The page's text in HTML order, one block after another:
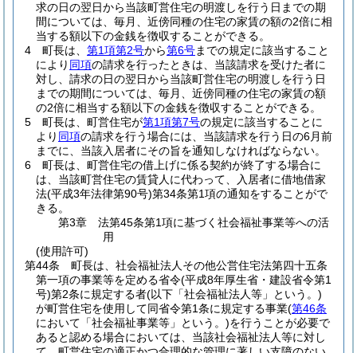
求の日の翌日から当該町営住宅の明渡しを行う日までの期
間については、毎月、近傍同種の住宅の家賃の額の2倍に相
当する額以下の金銭を徴収することができる。
4
町長は、 第1項第2号から第6号までの規定に該当すること
により 同項の請求を行ったときは、当該請求を受けた者に
対し、請求の日の翌日から当該町営住宅の明渡しを行う日
までの期間については、毎月、近傍同種の住宅の家賃の額
の2倍に相当する額以下の金銭を徴収することができる。
5
町長は、町営住宅が第1項第7号の規定に該当することに
より 同項の請求を行う場合には、当該請求を行う日の6月前
までに、当該入居者にその旨を通知しなければならない。
6
町長は、町営住宅の借上げに係る契約が終了する場合に
は、当該町営住宅の賃貸人に代わって、入居者に借地借家
法(平成3年法律第90号)第34条第1項の通知をすることがで
きる。
第3章
法第45条第1項に基づく社会福祉事業等への活
用
(使用許可)
第44条
町長は、社会福祉法人その他公営住宅法第四十五条
第一項の事業等を定める省令(平成8年厚生省・建設省令第1
号)第2条に規定する者(以下「社会福祉法人等」という。)
が町営住宅を使用して同省令第1条に規定する事業(第46条
において「社会福祉事業等」という。)を行うことが必要で
あると認める場合においては、当該社会福祉法人等に対し